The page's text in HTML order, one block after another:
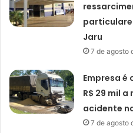
Jaru
7 de agosto
Empresa é
R$ 29 mil
acidente
7 de agosto